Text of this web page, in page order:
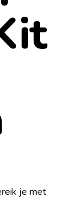
je met